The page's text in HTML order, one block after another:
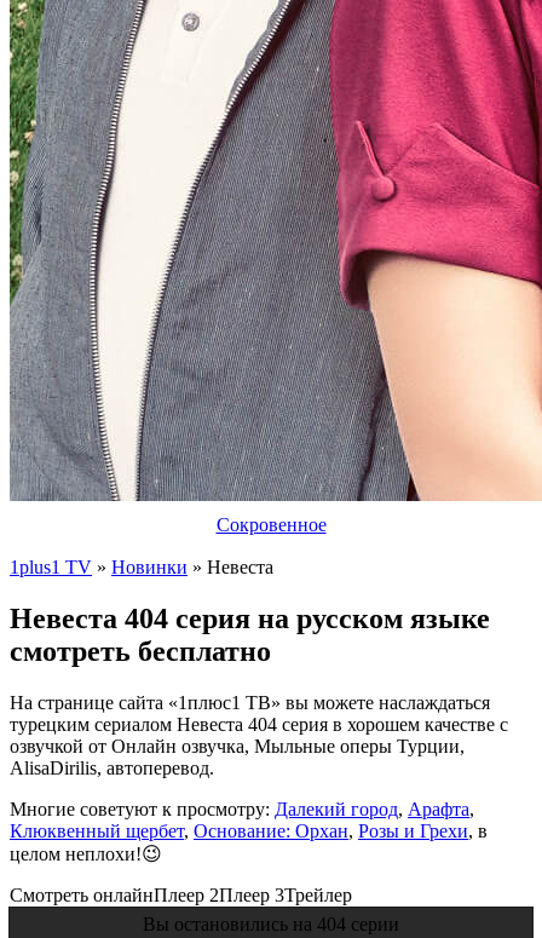
Сокровенное
1plus1 TV » Новинки » Невеста
Невеста 404 серия на русском языке
смотреть бесплатно
На странице сайта «1плюс1 ТВ» вы можете наслаждаться
турецким сериалом Невеста 404 серия в хорошем качестве с
озвучкой от Онлайн озвучка, Мыльные оперы Турции,
AlisaDirilis, автоперевод.
Многие советуют к просмотру: Далекий город, Арафта,
Клюквенный щербет, Основание: Орхан, Розы и Грехи, в
целом неплохи!😉
Смотреть онлайнПлеер 2Плеер 3Трейлер
Вы остановились на 404 серии